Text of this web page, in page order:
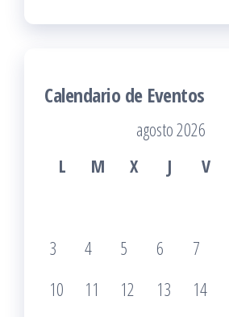
Calendario de Eventos
agosto 2026
L
M X J V
3
4 5 6 7
10
11 12 13 14